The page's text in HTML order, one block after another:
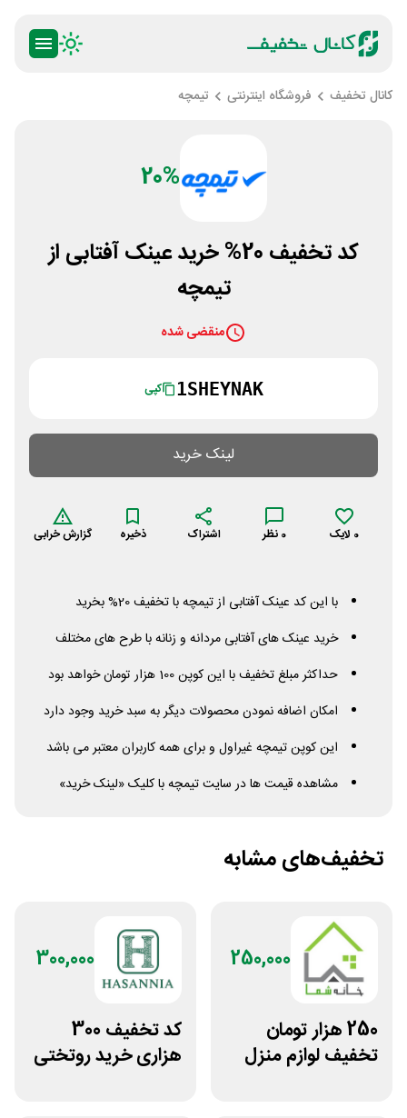
کانال تخفیف فروشگاه اینترنتی تیمچه
20%
کد تخفیف 20% خرید عینک آفتابی از
تیمچه
منقضی شده
1SHEYNAK کپی
لینک خرید
0 لایک 0 نظر اشتراک ذخیره گزارش خرابی
با این کد عینک آفتابی از تیمچه با تخفیف 20% بخرید
خرید عینک های آفتابی مردانه و زنانه با طرح های مختلف
حداکثر مبلغ تخفیف با این کوپن 100 هزار تومان خواهد بود
امکان اضافه نمودن محصولات دیگر به سبد خرید وجود دارد
این کوپن تیمچه غیراول و برای همه کاربران معتبر می باشد
مشاهده قیمت ها در سایت تیمچه با کلیک «لینک خرید»
تخفیف‌های مشابه
250,000
250 هزار تومان
تخفیف لوازم منزل
300,000
کد تخفیف 300
هزاری خرید روتختی